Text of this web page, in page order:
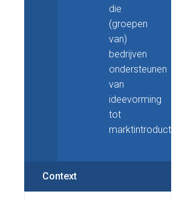
die
(groepen
van)
bedrijven
ondersteunen
van
ideevorming
tot
marktintroductie.
Context